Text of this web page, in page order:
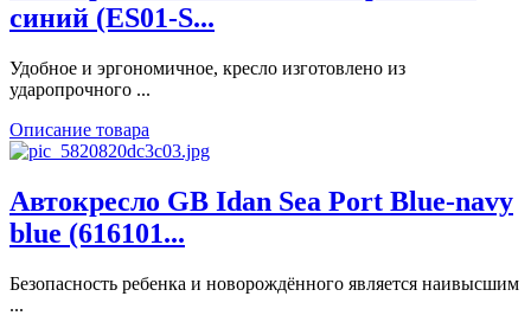
синий (ES01-S...
Удобное и эргономичное, кресло изготовлено из
ударопрочного ...
Описание товара
Автокресло GB Idan Sea Port Blue-navy
blue (616101...
Безопасность ребенка и новорождённого является наивысшим
...